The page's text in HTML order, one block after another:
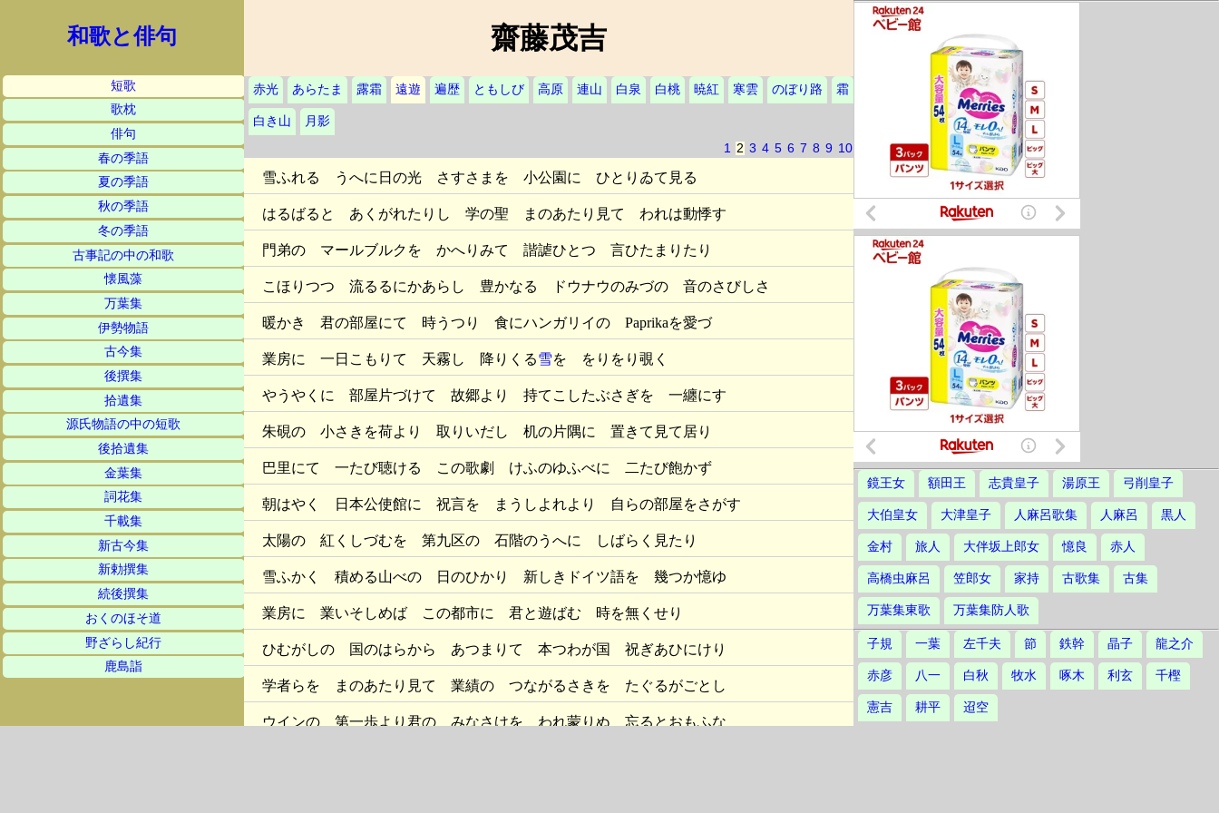
和歌と俳句
短歌
歌枕
俳句
春の季語
夏の季語
秋の季語
冬の季語
古事記の中の和歌
懐風藻
万葉集
伊勢物語
古今集
後撰集
拾遺集
源氏物語の中の短歌
後拾遺集
金葉集
詞花集
千載集
新古今集
新勅撰集
続後撰集
おくのほそ道
野ざらし紀行
鹿島詣
齋藤茂吉
赤光 あらたま 露霜 遠遊 遍歴 ともしび 高原 連山 白泉 白桃 暁紅 寒雲 のぼり路 霜
白き山
月影
1 2 3 4 5 6 7 8 9 10
雪ふれる うへに日の光 さすさまを 小公園に ひとりゐて見る
はるばると あくがれたりし 学の聖 まのあたり見て われは動悸す
門弟の マールブルクを かへりみて 諧謔ひとつ 言ひたまりたり
こほりつつ 流るるにかあらし 豊かなる ドウナウのみづの 音のさびしさ
暖かき 君の部屋にて 時うつり 食にハンガリイの Paprikaを愛づ
業房に 一日こもりて 天霧し 降りくる雪を をりをり覗く
やうやくに 部屋片づけて 故郷より 持てこしたぶさぎを 一纏にす
朱硯の 小さきを荷より 取りいだし 机の片隅に 置きて見て居り
巴里にて 一たび聴ける この歌劇 けふのゆふべに 二たび飽かず
朝はやく 日本公使館に 祝言を まうしよれより 自らの部屋をさがす
太陽の 紅くしづむを 第九区の 石階のうへに しばらく見たり
雪ふかく 積める山べの 日のひかり 新しきドイツ語を 幾つか憶ゆ
業房に 業いそしめば この都市に 君と遊ばむ 時を無くせり
ひむがしの 国のはらから あつまりて 本つわが国 祝ぎあひにけり
学者らを まのあたり見て 業績の つながるさきを たぐるがごとし
ウインの 第一歩より君の みなさけを われ蒙りぬ 忘るとおもふな
鏡王女 額田王 志貴皇子 湯原王 弓削皇子
大伯皇女 大津皇子 人麻呂歌集 人麻呂 黒人
金村 旅人 大伴坂上郎女 憶良 赤人
高橋虫麻呂 笠郎女 家持 古歌集 古集
万葉集東歌 万葉集防人歌
子規 一葉 左千夫 節 鉄幹 晶子 龍之介
赤彦 八一 白秋 牧水 啄木 利玄 千樫
憲吉 耕平 迢空